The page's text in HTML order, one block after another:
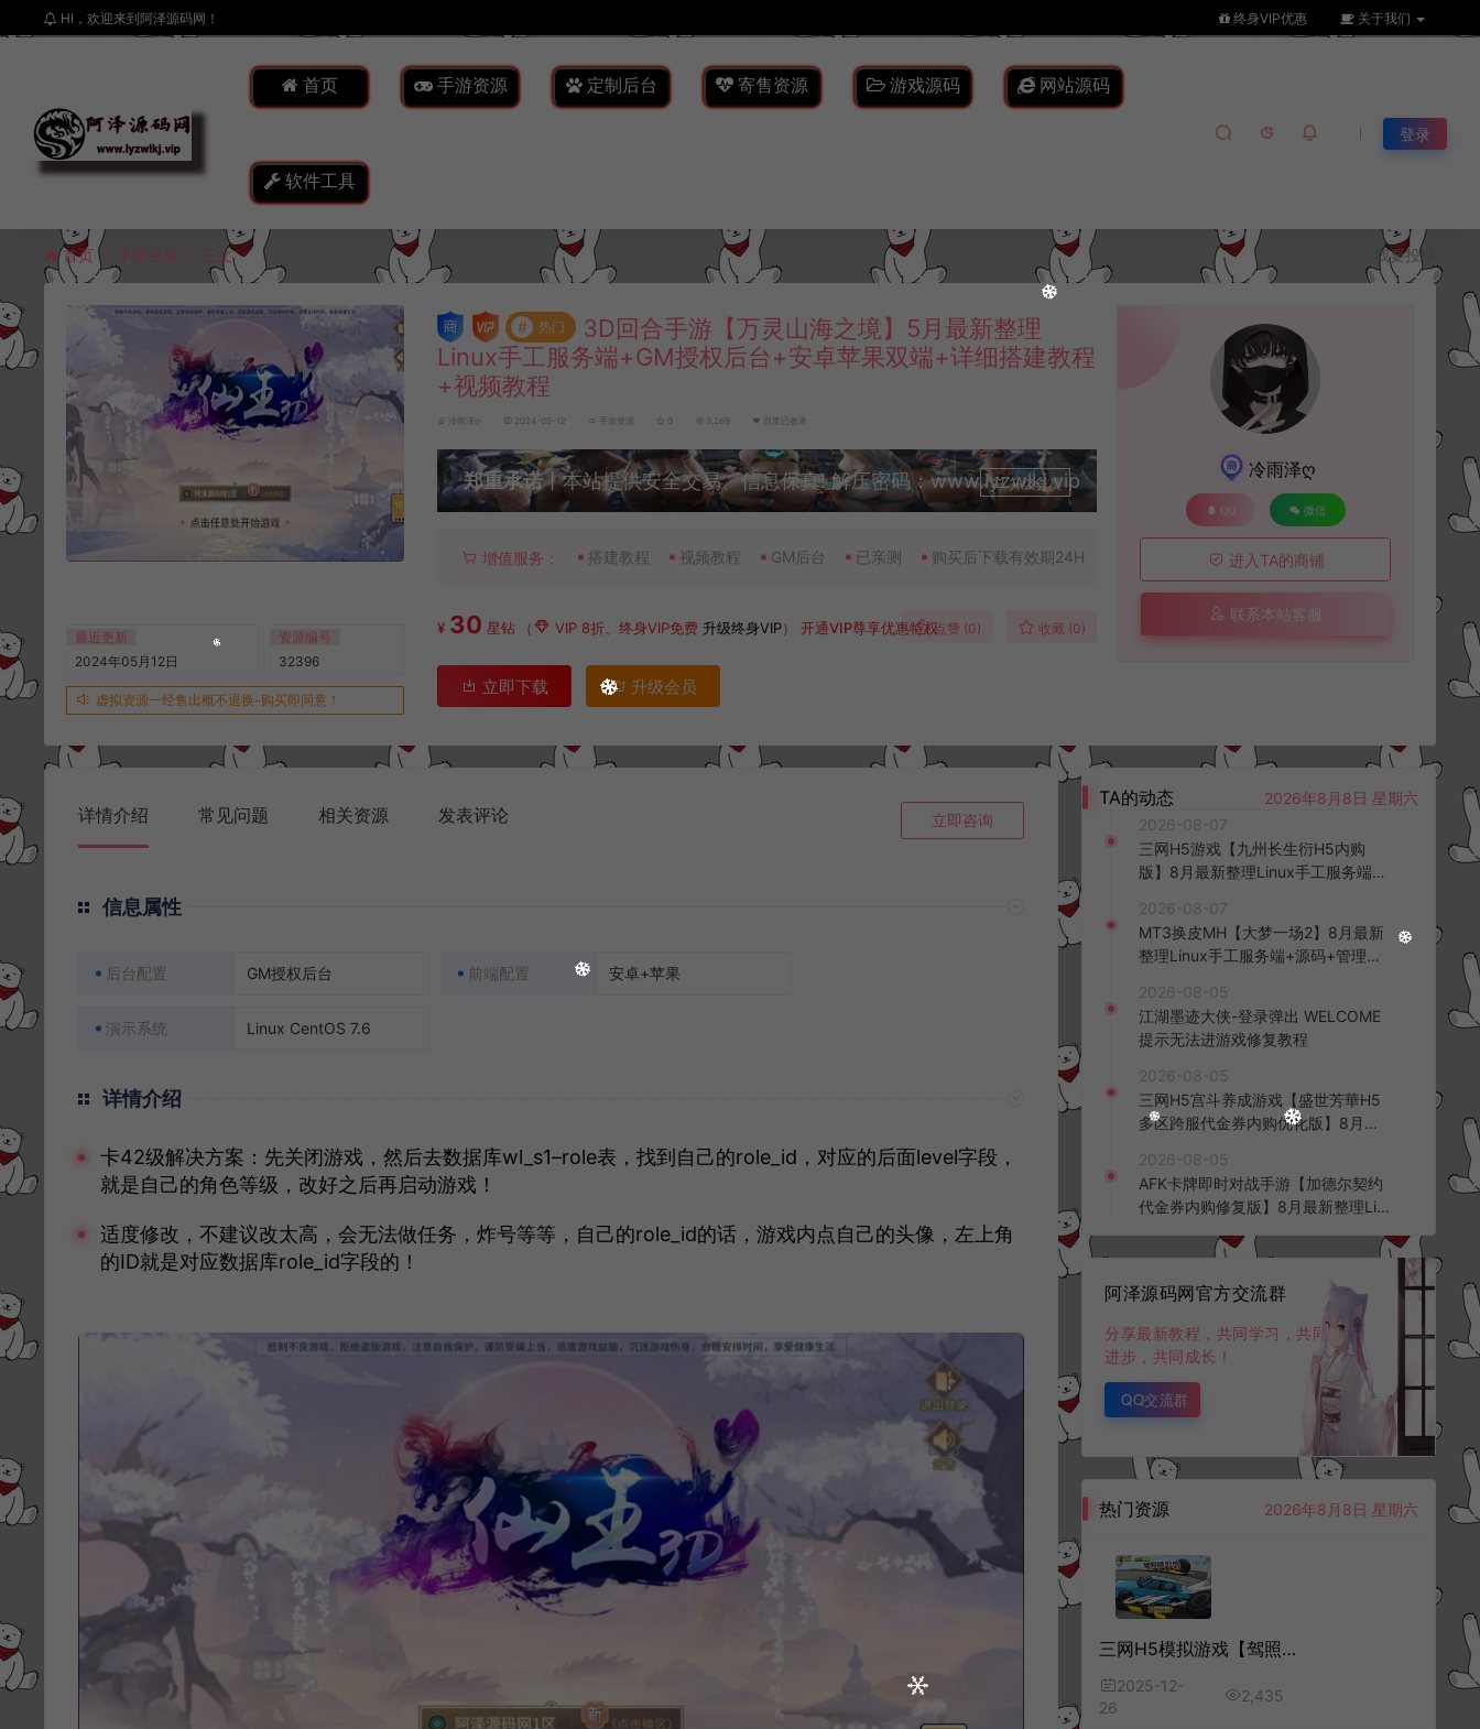
HI，欢迎来到阿泽源码网！ 终身VIP优惠 关于我们
首页 手游资源 定制后台 寄售资源 游戏源码 网站源码
软件工具
登录
首页 手游资源 正文 我要投稿
最近更新
2024年05月12日
资源编号
32396
虚拟资源一经售出概不退换-购买即同意！
# 热门
3D回合手游【万灵山海之境】5月最新整理
Linux手工服务端+GM授权后台+安卓苹果双端+详细搭建教程
+视频教程
冷雨泽ღ 2024-05-12 手游资源 0 3,269 百度已收录
郑重承诺丨本站提供安全交易、信息保真! 解压密码：www.lyzwlkj.vip
升级会员
增值服务： 搭建教程 视频教程 GM后台 已亲测 购买后下载有效期24H
¥ 30 星钻 （ VIP 8折、终身VIP免费 升级终身VIP）开通VIP尊享优惠特权点赞 (0) 收藏 (0)
立即下载 升级会员
冷雨泽ღ
QQ 微信
进入TA的商铺
联系本站客服
详情介绍 常见问题 相关资源 发表评论 立即咨询
信息属性
后台配置 GM授权后台 前端配置 安卓+苹果
演示系统 Linux CentOS 7.6
详情介绍
卡42级解决方案：先关闭游戏，然后去数据库wl_s1–role表，找到自己的role_id，对应的后面level字段，
就是自己的角色等级，改好之后再启动游戏！
适度修改，不建议改太高，会无法做任务，炸号等等，自己的role_id的话，游戏内点自己的头像，左上角
的ID就是对应数据库role_id字段的！
TA的动态
2026年8月8日 星期六
2026-08-07
三网H5游戏【九州长生衍H5内购
版】8月最新整理Linux手工服务端
客户端+详细搭建教程+视频教程
2026-08-07
MT3换皮MH【大梦一场2】8月最新
整理Linux手工服务端+源码+管理后
频教程
2026-08-05
江湖墨迹大侠-登录弹出 WELCOME
提示无法进游戏修复教程
2026-08-05
三网H5宫斗养成游戏【盛世芳華H5
多区跨服代金券内购优化版】8月最
台+全资源安卓+详细搭建教程+视频
教程
2026-08-05
AFK卡牌即时对战手游【加德尔契约
代金券内购修复版】8月最新整理Lin
K授权后台+安卓苹果双端+详细搭建
阿泽源码网官方交流群
分享最新教程，共同学习，共同
进步，共同成长！
QQ交流群
热门资源 2026年8月8日 星期六
三网H5模拟游戏【驾照模拟器H5】12月最新整理Linux手工服务端+Win一键服务端+解压即玩+简易安卓客户端+详细搭建教程
2025-12-
26
2,435